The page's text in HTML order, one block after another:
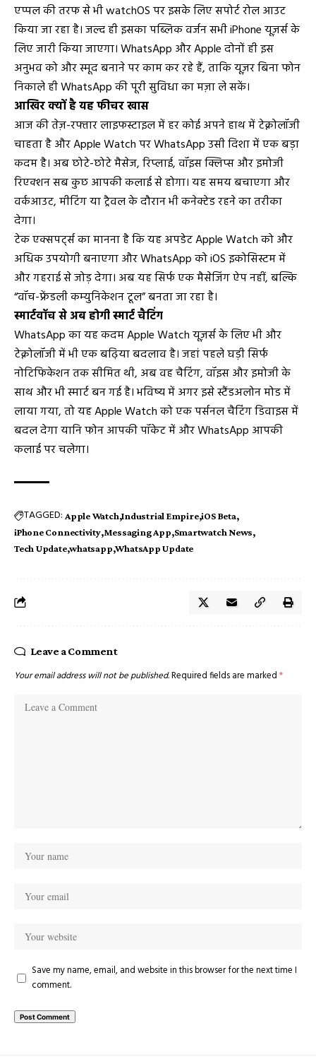
एप्पल की तरफ से भी watchOS पर इसके लिए सपोर्ट रोल आउट
किया जा रहा है। जल्द ही इसका पब्लिक वर्जन सभी iPhone यूज़र्स के
लिए जारी किया जाएगा। WhatsApp और Apple दोनों ही इस
अनुभव को और स्मूद बनाने पर काम कर रहे हैं, ताकि यूज़र बिना फोन
निकाले ही WhatsApp की पूरी सुविधा का मज़ा ले सकें।
आखिर क्यों है यह फीचर खास
आज की तेज़-रफ्तार लाइफस्टाइल में हर कोई अपने हाथ में टेक्नोलॉजी
चाहता है और Apple Watch पर WhatsApp उसी दिशा में एक बड़ा
कदम है। अब छोटे-छोटे मैसेज, रिप्लाई, वॉइस क्लिप्स और इमोजी
रिएक्शन सब कुछ आपकी कलाई से होगा। यह समय बचाएगा और
वर्कआउट, मीटिंग या ट्रैवल के दौरान भी कनेक्टेड रहने का तरीका
देगा।
टेक एक्सपर्ट्स का मानना है कि यह अपडेट Apple Watch को और
अधिक उपयोगी बनाएगा और WhatsApp को iOS इकोसिस्टम में
और गहराई से जोड़ देगा। अब यह सिर्फ एक मैसेजिंग ऐप नहीं, बल्कि
“वॉच-फ्रेंडली कम्युनिकेशन टूल” बनता जा रहा है।
स्मार्टवॉच से अब होगी स्मार्ट चैटिंग
WhatsApp का यह कदम Apple Watch यूज़र्स के लिए भी और
टेक्नोलॉजी में भी एक बढ़िया बदलाव है। जहां पहले घड़ी सिर्फ
नोटिफिकेशन तक सीमित थी, अब वह चैटिंग, वॉइस और इमोजी के
साथ और भी स्मार्ट बन गई है। भविष्य में अगर इसे स्टैंडअलोन मोड में
लाया गया, तो यह Apple Watch को एक पर्सनल चैटिंग डिवाइस में
बदल देगा यानि फोन आपकी पॉकेट में और WhatsApp आपकी
कलाई पर चलेगा।
TAGGED: Apple Watch Industrial Empire iOS Beta
iPhone Connectivity Messaging App Smartwatch News
Tech Update whatsapp WhatsApp Update
Leave a Comment
Your email address will not be published.Required fields are marked *
Save my name, email, and website in this browser for the next time I
comment.